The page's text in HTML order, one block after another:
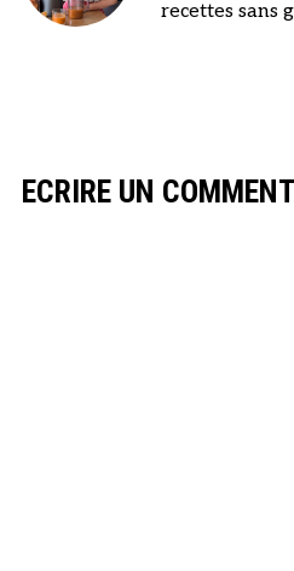
recettes sans
ECRIRE UN